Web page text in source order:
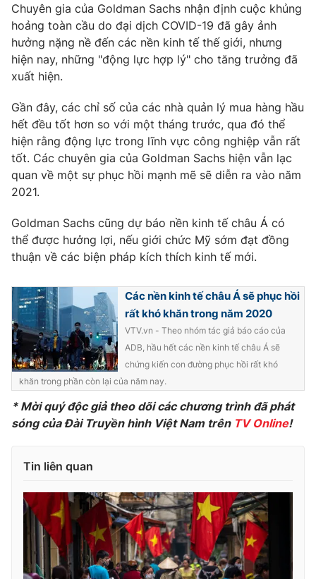
Video Shorts video
VTV Money VTV Thể thao
Thị trường 24h Tấm lòng Việt
VTV4 Vươn mình bằng AI
VTV9 VTV8
Liên hệ tòa soạn English
THỜI BÁO VTV
Theo dõi báo trên
Cơ quan báo chí:
cấp ngày 29/12/2023
Tổng Biên tập:Vũ Thanh Thủy
Phó Tổng Biên tập:Nguyễn Thị Mỹ Hạnh, Phạm Quốc Thắng,
Nguyễn Trọng Ninh
Tổng đài VTV: 024.38 355 931 - 024.38 355 932
Chuyên gia của Goldman Sachs nhận định cuộc khủng
hoảng toàn cầu do đại dịch COVID-19 đã gây ảnh
hưởng nặng nề đến các nền kinh tế thế giới, nhưng
hiện nay, những "động lực hợp lý" cho tăng trưởng đã
xuất hiện.
Gần đây, các chỉ số của các nhà quản lý mua hàng hầu
hết đều tốt hơn so với một tháng trước, qua đó thể
hiện rằng động lực trong lĩnh vực công nghiệp vẫn rất
tốt. Các chuyên gia của Goldman Sachs hiện vẫn lạc
quan về một sự phục hồi mạnh mẽ sẽ diễn ra vào năm
2021.
Goldman Sachs cũng dự báo nền kinh tế châu Á có
thể được hưởng lợi, nếu giới chức Mỹ sớm đạt đồng
thuận về các biện pháp kích thích kinh tế mới.
Các nền kinh tế châu Á sẽ phục hồi
rất khó khăn trong năm 2020
VTV.vn - Theo nhóm tác giả báo cáo của
ADB, hầu hết các nền kinh tế châu Á sẽ
chứng kiến con đường phục hồi rất khó
khăn trong phần còn lại của năm nay.
* Mời quý độc giả theo dõi các chương trình đã phát
sóng của Đài Truyền hình Việt Nam trên TV Online!
Tin liên quan